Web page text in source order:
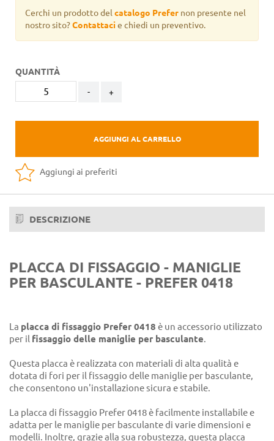
Cerchi un prodotto del catalogo Prefer non presente nel
nostro sito?Contattacie chiedi un preventivo.
QUANTITÀ
- +
AGGIUNGI AL CARRELLO
Aggiungi ai preferiti
DESCRIZIONE
PLACCA DI FISSAGGIO - MANIGLIE
PER BASCULANTE - PREFER 0418
La placca di fissaggio Prefer 0418 è un accessorio utilizzato
per il fissaggio delle maniglie per basculante.
Questa placca è realizzata con materiali di alta qualità e
dotata di fori per il fissaggio delle maniglie per basculante,
che consentono un'installazione sicura e stabile.
La placca di fissaggio Prefer 0418 è facilmente installabile e
adatta per le maniglie per basculante di varie dimensioni e
modelli. Inoltre, grazie alla sua robustezza, questa placca